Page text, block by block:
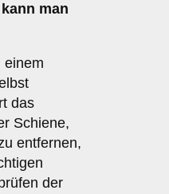
man
einem
das
Schiene,
entfernen,
der